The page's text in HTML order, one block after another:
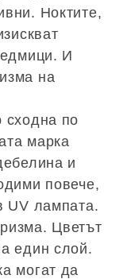
Ноктите,
И
на
сходна по
марка
и
повече,
UV лампата.
Цветът
един слой.
могат да